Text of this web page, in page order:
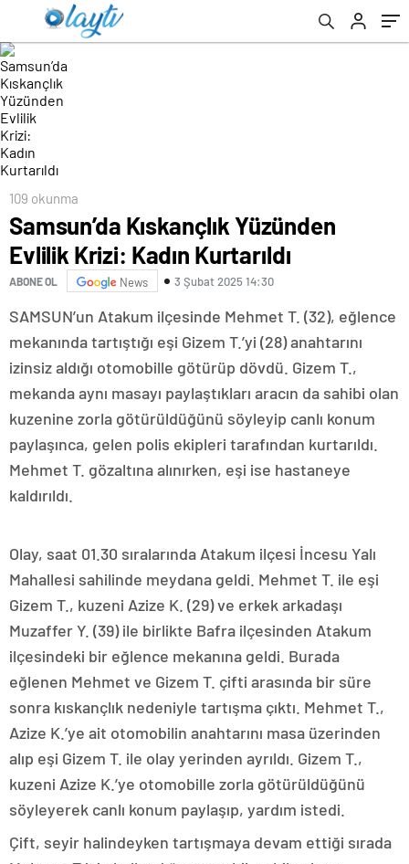
109 okunma
Samsun’da Kıskançlık Yüzünden
Evlilik Krizi: Kadın Kurtarıldı
ABONE OL News 3 Şubat 2025 14:30
SAMSUN’un Atakum ilçesinde Mehmet T. (32), eğlence
mekanında tartıştığı eşi Gizem T.’yi (28) anahtarını
izinsiz aldığı otomobille götürüp dövdü. Gizem T.,
mekanda aynı masayı paylaştıkları aracın da sahibi olan
kuzenine zorla götürüldüğünü söyleyip canlı konum
paylaşınca, gelen polis ekipleri tarafından kurtarıldı.
Mehmet T. gözaltına alınırken, eşi ise hastaneye
kaldırıldı.
Olay, saat 01.30 sıralarında Atakum ilçesi İncesu Yalı
Mahallesi sahilinde meydana geldi. Mehmet T. ile eşi
Gizem T., kuzeni Azize K. (29) ve erkek arkadaşı
Muzaffer Y. (39) ile birlikte Bafra ilçesinden Atakum
ilçesindeki bir eğlence mekanına geldi. Burada
eğlenen Mehmet ve Gizem T. çifti arasında bir süre
sonra kıskançlık nedeniyle tartışma çıktı. Mehmet T.,
Azize K.’ye ait otomobilin anahtarını masa üzerinden
alıp eşi Gizem T. ile olay yerinden ayrıldı. Gizem T.,
kuzeni Azize K.’ye otomobille zorla götürüldüğünü
söyleyerek canlı konum paylaşıp, yardım istedi.
Çift, seyir halindeyken tartışmaya devam ettiği sırada